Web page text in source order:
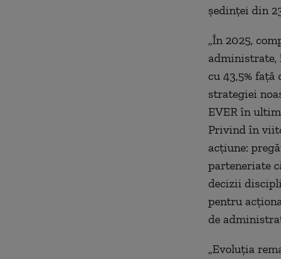
ședinței din
„În 2025,
administrate,
cu 43,5%
strategiei
EVER în
Privind în
acțiune:
parteneriate
decizii
pentru
de
„Evoluția